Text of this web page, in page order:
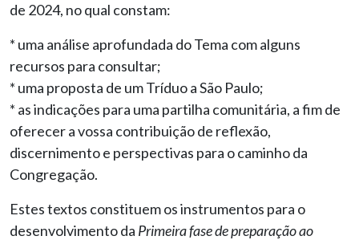
de 2024, no qual constam:
* uma análise aprofundada do Tema com alguns
recursos para consultar;
* uma proposta de um Tríduo a São Paulo;
* as indicações para uma partilha comunitária, a fim de
oferecer a vossa contribuição de reflexão,
discernimento e perspectivas para o caminho da
Congregação.
Estes textos constituem os instrumentos para o
desenvolvimento da Primeira fase de preparação ao